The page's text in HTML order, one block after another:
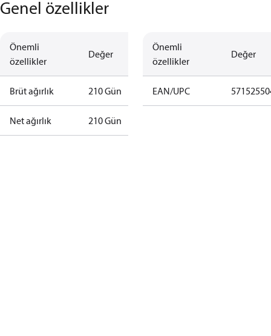
Genel özellikler
Önemli
özellikler
Değer
Brüt ağırlık 210 Gün
Net ağırlık 210 Gün
Önemli
özellikler
Değer
EAN/UPC